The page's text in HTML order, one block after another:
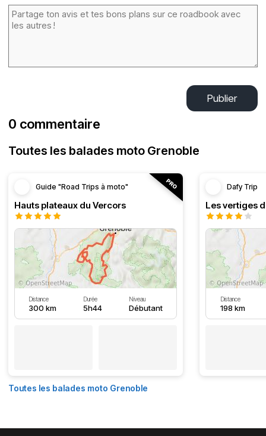
Publier
0 commentaire
Toutes les balades moto Grenoble
Guide "Road Trips à moto"
Hauts plateaux du Vercors
Distance
300 km
Durée
5h44
Niveau
Débutant
Dafy Trip
Les vertiges
Distance
198 km
Toutes les balades moto Grenoble